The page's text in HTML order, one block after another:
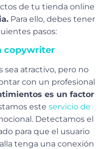
de tu tienda online
Para ello, debes tener
pasos:
copywriter
sea atractivo, pero no
con un profesional
es un factor
este servicio de
Detectamos el
para que el usuario
tenga una conexión